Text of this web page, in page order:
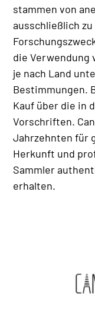
stammen von
ausschließlich
die Verwendung
je nach Land
Bestimmungen.
Kauf über die in
Vorschriften.
Jahrzehnten für
Herkunft und
Sammler
erhalten.